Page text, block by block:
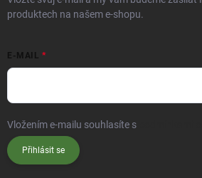
produktech na našem e-shopu.
E-MAIL
Vložením e-mailu souhlasíte s
Přihlásit se